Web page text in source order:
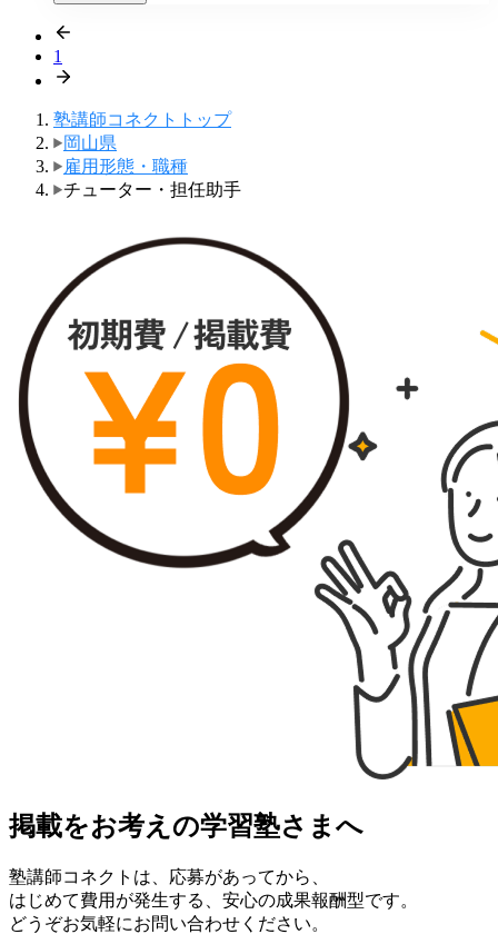
1
塾講師コネクトトップ
岡山県
雇用形態・職種
チューター・担任助手
掲載をお考えの学習塾さまへ
塾講師コネクトは、応募があってから、
はじめて費用が発生する、安心の成果報酬型です。
どうぞお気軽にお問い合わせください。